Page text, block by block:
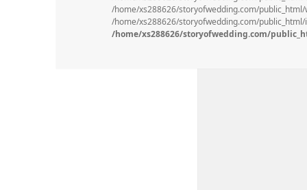
/home/xs288626/storyofwedding.com/
/home/xs288626/storyofwedding.com/
/home/xs288626/storyofwedding.com/